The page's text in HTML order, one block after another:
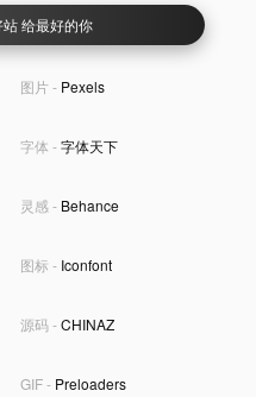
给最好的你
图片 - Pexels
字体 -字体天下
灵感 - Behance
图标 - Iconfont
源码 -CHINAZ
GIF - Preloaders